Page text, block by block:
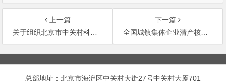
上一篇
关于组织北京市中关村科技园区国有高新技术企业和企业化转制科研院所开展股权激励试点工作的通知
下一篇
全国城镇集体企业清产核资工作考核办法
文
章
总部地址：北京市海淀区中关村大街27号中关村大厦701